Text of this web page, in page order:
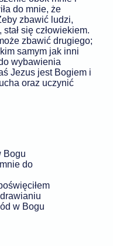
do mnie, że
zbawić ludzi,
się człowiekiem.
zbawić drugiego;
samym jak inni
wybawienia
Jezus jest Bogiem i
oraz uczynić
Bogu
do
w Bogu